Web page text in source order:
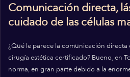
Comunicación directa,
cuidado de las células
¿Qué le parece la comunicación
cirugía estética certificado? Bueno, en
norma, en gran parte debido a la